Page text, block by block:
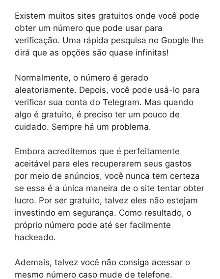
Existem muitos sites gratuitos onde você pode
obter um número que pode usar para
verificação. Uma rápida pesquisa no Google lhe
dirá que as opções são quase infinitas!
Normalmente, o número é gerado
aleatoriamente. Depois, você pode usá-lo para
verificar sua conta do Telegram. Mas quando
algo é gratuito, é preciso ter um pouco de
cuidado. Sempre há um problema.
Embora acreditemos que é perfeitamente
aceitável para eles recuperarem seus gastos
por meio de anúncios, você nunca tem certeza
se essa é a única maneira de o site tentar obter
lucro. Por ser gratuito, talvez eles não estejam
investindo em segurança. Como resultado, o
próprio número pode até ser facilmente
hackeado.
Ademais, talvez você não consiga acessar o
mesmo número caso mude de telefone.